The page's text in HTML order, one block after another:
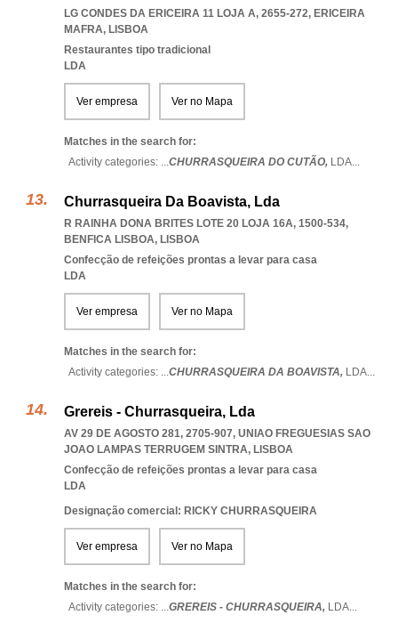
LG CONDES DA ERICEIRA 11 LOJA A, 2655-272, ERICEIRA
MAFRA, LISBOA
Restaurantes tipo tradicional
LDA
Ver empresa Ver no Mapa
Matches in the search for:
Activity categories: ...CHURRASQUEIRA DO CUTÃO, LDA...
Churrasqueira Da Boavista, Lda
R RAINHA DONA BRITES LOTE 20 LOJA 16A, 1500-534,
BENFICA LISBOA, LISBOA
Confecção de refeições prontas a levar para casa
LDA
Ver empresa Ver no Mapa
Matches in the search for:
Activity categories: ...CHURRASQUEIRA DA BOAVISTA, LDA...
Grereis - Churrasqueira, Lda
AV 29 DE AGOSTO 281, 2705-907, UNIAO FREGUESIAS SAO
JOAO LAMPAS TERRUGEM SINTRA, LISBOA
Confecção de refeições prontas a levar para casa
LDA
Designação comercial: RICKY CHURRASQUEIRA
Ver empresa Ver no Mapa
Matches in the search for:
Activity categories: ...GREREIS - CHURRASQUEIRA, LDA...